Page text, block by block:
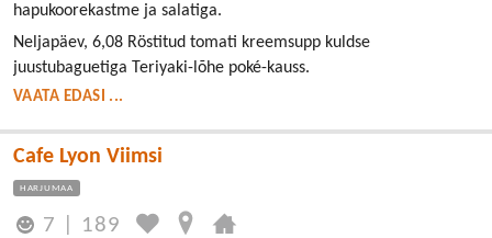
hapukoorekastme ja salatiga.
Neljapäev, 6,08 Röstitud tomati kreemsupp kuldse
juustubaguetiga Teriyaki-lõhe poké-kauss.
VAATA EDASI ...
Cafe Lyon Viimsi
HARJUMAA
7 189